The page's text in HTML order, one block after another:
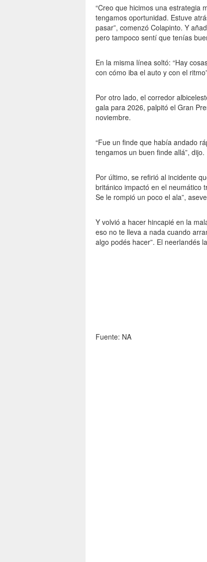
“Creo que hicimos una estrategia
tengamos oportunidad. Estuve
pasar”, comenzó Colapinto. Y
pero tampoco sentí que tenías
En la misma línea soltó: “Hay
con cómo iba el auto y con el
Por otro lado, el corredor
gala para 2026, palpitó el Gran
noviembre.
“Fue un finde que había andado
tengamos un buen finde allá”, dijo.
Por último, se refirió al incidente
británico impactó en el neumático
Se le rompió un poco el ala”,
Y volvió a hacer hincapié en la
eso no te lleva a nada cuando
algo podés hacer”. El neerlandés
Fuente: NA